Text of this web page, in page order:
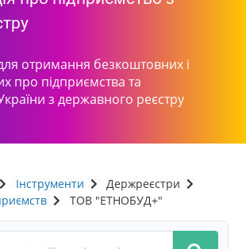
отримання безкоштовних і
про підприємства та
України з державного реєстру
Інструменти
Держреєстри
ТОВ "ЕТНОБУД+"